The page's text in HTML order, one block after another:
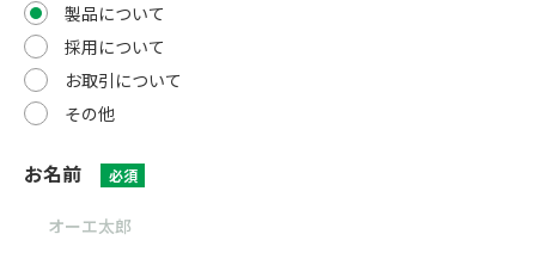
製品について
採用について
お取引について
その他
お名前 必須